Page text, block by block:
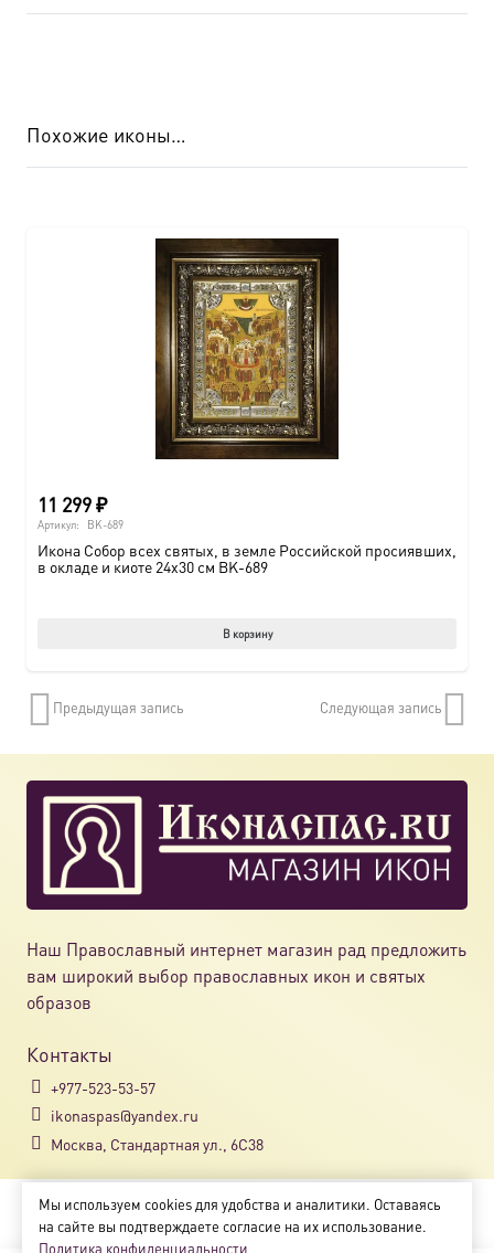
Похожие иконы…
11 299₽
Артикул: BK-689
Икона Собор всех святых, в земле Российской просиявших,
в окладе и киоте 24х30 см BK-689
В корзину
Предыдущая запись Следующая запись
Наш Православный интернет магазин рад предложить
вам широкий выбор православных икон и святых
образов
Контакты
+977-523-53-57
ikonaspas@yandex.ru
Москва, Стандартная ул., 6С38
Copyright © 2018-2025
Магазин православных икон «ikonaspas.ru»
Мы используем cookies для удобства и аналитики. Оставаясь
на сайте вы подтверждаете согласие на их использование.
Политика конфиденциальности